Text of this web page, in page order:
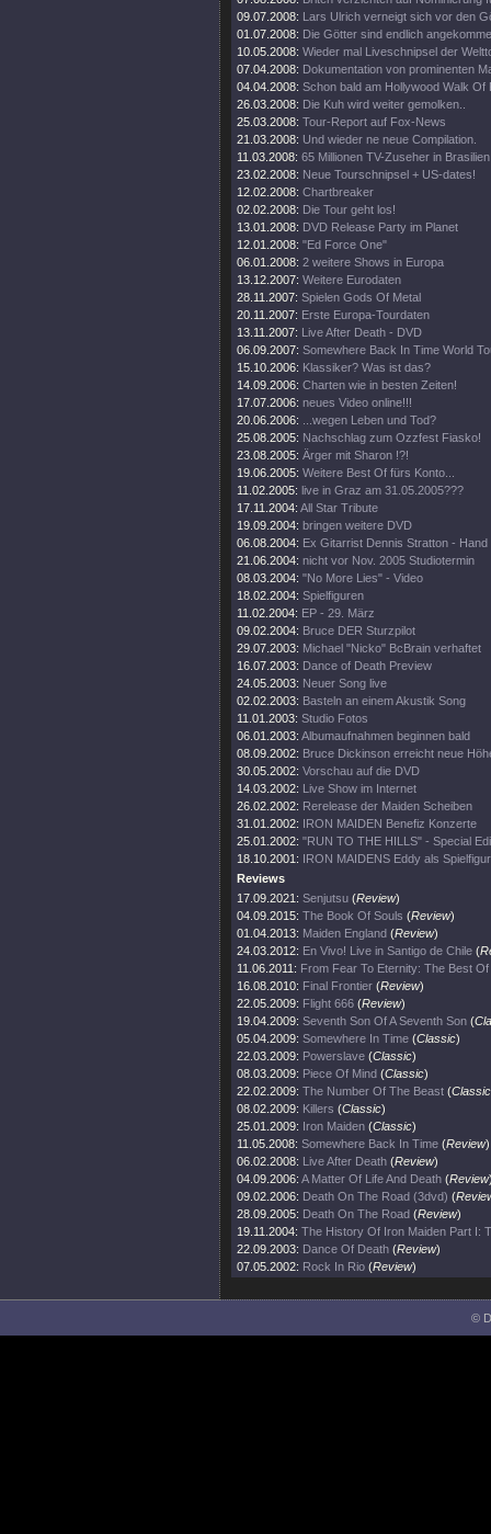
09.07.2008: Lars Ulrich verneigt sich vor den
01.07.2008: Die Götter sind endlich
10.05.2008: Wieder mal Liveschnipsel der
07.04.2008: Dokumentation von prominenten
04.04.2008: Schon bald am Hollywood Walk Of
26.03.2008: Die Kuh wird weiter gemolken..
25.03.2008: Tour-Report auf Fox-News
21.03.2008: Und wieder ne neue Compilation.
11.03.2008: 65 Millionen TV-Zuseher in
23.02.2008: Neue Tourschnipsel + US-dates!
12.02.2008: Chartbreaker
02.02.2008: Die Tour geht los!
13.01.2008: DVD Release Party im Planet
12.01.2008: "Ed Force One"
06.01.2008: 2 weitere Shows in Europa
13.12.2007: Weitere Eurodaten
28.11.2007: Spielen Gods Of Metal
20.11.2007: Erste Europa-Tourdaten
13.11.2007: Live After Death - DVD
06.09.2007: Somewhere Back In Time World
15.10.2006: Klassiker? Was ist das?
14.09.2006: Charten wie in besten Zeiten!
17.07.2006: neues Video online!!!
20.06.2006:
...wegen Leben und Tod?
25.08.2005: Nachschlag zum Ozzfest Fiasko!
23.08.2005: Ärger mit Sharon !?!
19.06.2005: Weitere Best Of fürs Konto...
11.02.2005: live in Graz am 31.05.2005???
17.11.2004: All Star Tribute
19.09.2004: bringen weitere DVD
06.08.2004: Ex Gitarrist Dennis Stratton -
21.06.2004: nicht vor Nov. 2005 Studiotermin
08.03.2004: "No More Lies" - Video
18.02.2004: Spielfiguren
11.02.2004: EP - 29. März
09.02.2004: Bruce DER Sturzpilot
29.07.2003: Michael "Nicko" BcBrain verhaftet
16.07.2003: Dance of Death Preview
24.05.2003: Neuer Song live
02.02.2003: Basteln an einem Akustik Song
11.01.2003: Studio Fotos
06.01.2003: Albumaufnahmen beginnen bald
08.09.2002: Bruce Dickinson erreicht neue
30.05.2002: Vorschau auf die DVD
14.03.2002: Live Show im Internet
26.02.2002: Rerelease der Maiden Scheiben
31.01.2002: IRON MAIDEN Benefiz Konzerte
25.01.2002: "RUN TO THE HILLS" - Special
18.10.2001: IRON MAIDENS Eddy als Spielfigur
Reviews
17.09.2021: Senjutsu (Review)
04.09.2015: The Book Of Souls (Review)
01.04.2013: Maiden England (Review)
24.03.2012: En Vivo! Live in Santigo de Chile (
11.06.2011: From Fear To Eternity: The Best
16.08.2010: Final Frontier (Review)
22.05.2009: Flight 666 (Review)
19.04.2009: Seventh Son Of A Seventh Son (
05.04.2009: Somewhere In Time (Classic)
22.03.2009: Powerslave (Classic)
08.03.2009: Piece Of Mind (Classic)
22.02.2009: The Number Of The Beast (Classic
08.02.2009: Killers (Classic)
25.01.2009: Iron Maiden (Classic)
11.05.2008: Somewhere Back In Time (Review)
06.02.2008: Live After Death (Review)
04.09.2006: A Matter Of Life And Death (Review
09.02.2006: Death On The Road (3dvd) (
28.09.2005: Death On The Road (Review)
19.11.2004: The History Of Iron Maiden Part I:
22.09.2003: Dance Of Death (Review)
07.05.2002: Rock In Rio (Review)
©